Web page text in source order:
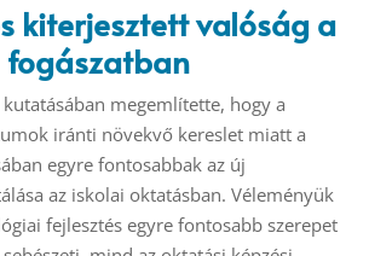
kiterjesztett valóság a
fogászatban
megemlítette, hogy a
iránti növekvő kereslet miatt a
egyre fontosabbak az új
az iskolai oktatásban. Véleményük
fejlesztés egyre fontosabb szerepet